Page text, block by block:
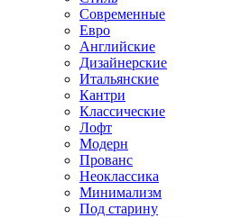
Современные
Евро
Английские
Дизайнерские
Итальянские
Кантри
Классические
Лофт
Модерн
Прованс
Неоклассика
Минимализм
Под старину